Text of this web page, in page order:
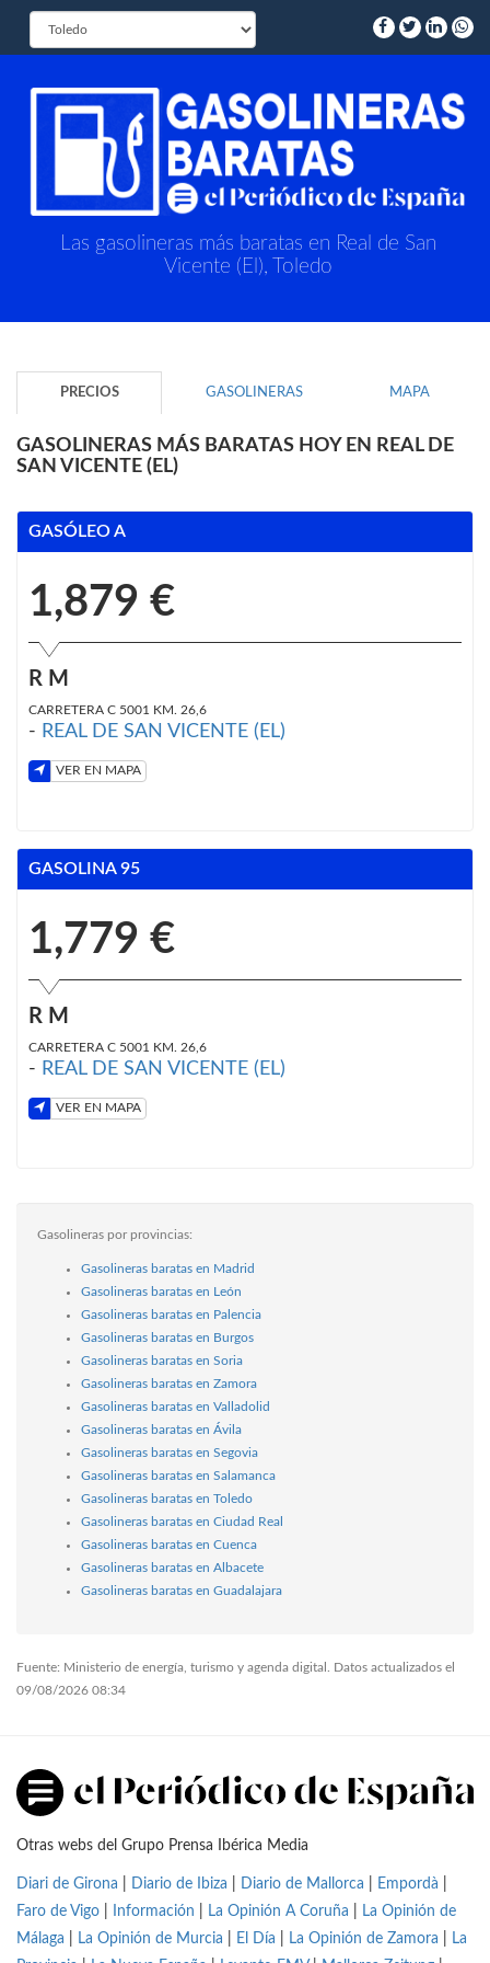
Las gasolineras más baratas en Real de San
Vicente (El), Toledo
PRECIOS GASOLINERAS MAPA
GASOLINERAS MÁS BARATAS HOY EN REAL DE
SAN VICENTE (EL)
GASÓLEO A
1,879 €
R M
CARRETERA C 5001 KM. 26,6
- REAL DE SAN VICENTE (EL)
VER EN MAPA
GASOLINA 95
1,779 €
R M
CARRETERA C 5001 KM. 26,6
- REAL DE SAN VICENTE (EL)
VER EN MAPA
Gasolineras por provincias:
Gasolineras baratas en Madrid
Gasolineras baratas en León
Gasolineras baratas en Palencia
Gasolineras baratas en Burgos
Gasolineras baratas en Soria
Gasolineras baratas en Zamora
Gasolineras baratas en Valladolid
Gasolineras baratas en Ávila
Gasolineras baratas en Segovia
Gasolineras baratas en Salamanca
Gasolineras baratas en Toledo
Gasolineras baratas en Ciudad Real
Gasolineras baratas en Cuenca
Gasolineras baratas en Albacete
Gasolineras baratas en Guadalajara
Fuente: Ministerio de energía, turismo y agenda digital. Datos actualizados el
09/08/2026 08:34
Otras webs del Grupo Prensa Ibérica Media
Diari de Girona Diario de Ibiza Diario de Mallorca Empordà
Faro de Vigo
Información La Opinión A Coruña
La Opinión de
Málaga
La Opinión de Murcia El Día La Opinión de Zamora
La